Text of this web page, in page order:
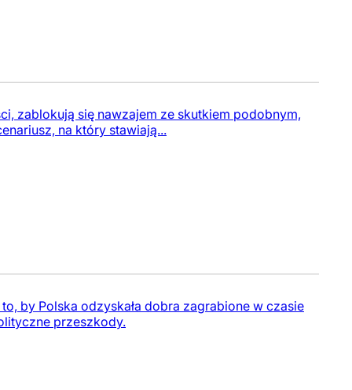
zablokują się nawzajem ze skutkiem podobnym,
na który stawiają...
by Polska odzyskała dobra zagrabione w czasie
przeszkody.